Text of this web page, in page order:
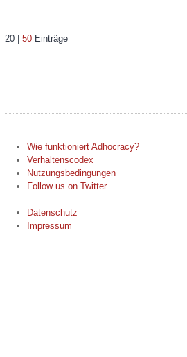
20 | 50Einträge
Wie funktioniert Adhocracy?
Verhaltenscodex
Nutzungsbedingungen
Follow us on Twitter
Datenschutz
Impressum